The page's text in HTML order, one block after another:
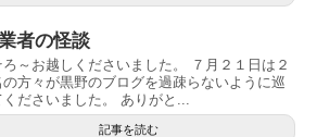
者の怪談
ろ～お越しくださいました。 ７月２１日は２
の方々が黒野のブログを過疎らないように巡
ださいました。 ありがと...
記事を読む